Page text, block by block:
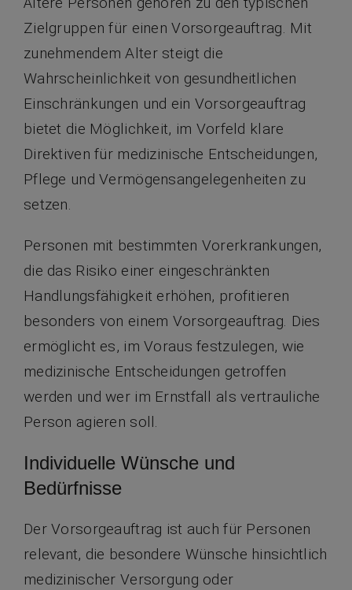
Zielgruppen für einen Vorsorgeauftrag. Mit
zunehmendem Alter steigt die
Wahrscheinlichkeit von gesundheitlichen
Einschränkungen und ein Vorsorgeauftrag
bietet die Möglichkeit, im Vorfeld klare
Direktiven für medizinische Entscheidungen,
Pflege und Vermögensangelegenheiten zu
setzen.
Personen mit bestimmten Vorerkrankungen,
die das Risiko einer eingeschränkten
Handlungsfähigkeit erhöhen, profitieren
besonders von einem Vorsorgeauftrag. Dies
ermöglicht es, im Voraus festzulegen, wie
medizinische Entscheidungen getroffen
werden und wer im Ernstfall als vertrauliche
Person agieren soll.
Individuelle Wünsche und
Bedürfnisse
Der Vorsorgeauftrag ist auch für Personen
relevant, die besondere Wünsche hinsichtlich
medizinischer Versorgung oder